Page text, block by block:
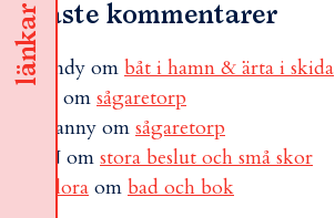
länkar
Senaste kommentarer
andy om båt i hamn & ärta i skida
om sågaretorp
Fanny om sågaretorp
N om stora beslut och små skor
Flora om bad och bok